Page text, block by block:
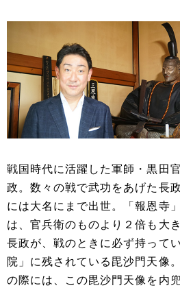
戦国時代に活躍した軍師・黒田
政。数々の戦で武功をあげた長
には大名にまで出世。「報恩寺
は、官兵衛のものより２倍も大
長政が、戦のときに必ず持って
院」に残されている毘沙門天像
の際には、この毘沙門天像を内